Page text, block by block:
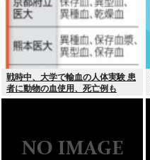
戦時中、大学で輸血の人体実験 患
者に動物の血使用、死亡例も